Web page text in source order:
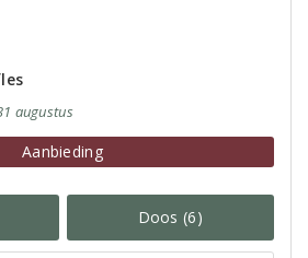
augustus
Aanbieding
Doos (6)